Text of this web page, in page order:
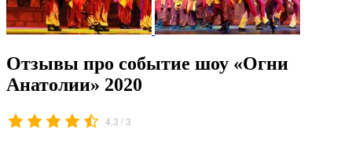
Отзывы про событие шоу «Огни
Анатолии» 2020
4.3 /3